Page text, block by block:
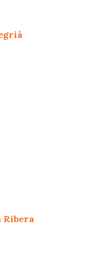
Ribera